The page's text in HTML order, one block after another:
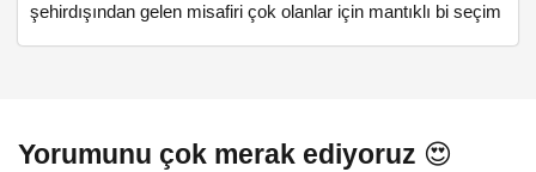
şehirdışından gelen misafiri çok olanlar için mantıklı bi seçim
Yorumunu çok merak ediyoruz 😍